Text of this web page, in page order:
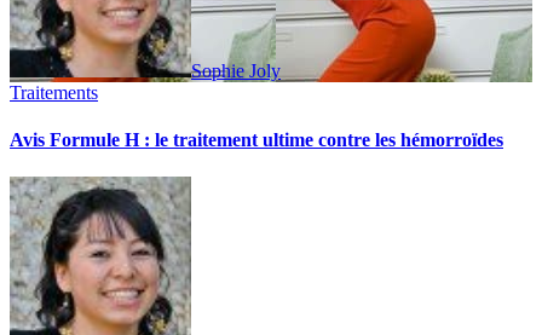
Sophie Joly
Traitements
Avis Formule H : le traitement ultime contre les hémorroïdes